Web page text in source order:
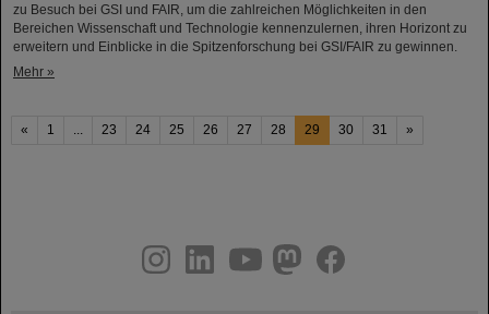
zu Besuch bei GSI und FAIR, um die zahlreichen Möglichkeiten in den
Bereichen Wissenschaft und Technologie kennenzulernen, ihren Horizont zu
erweitern und Einblicke in die Spitzenforschung bei GSI/FAIR zu gewinnen.
Mehr »
« 1 ... 23 24 25 26 27 28 29 30 31 »
youtubehelmholtz.socialfacebook